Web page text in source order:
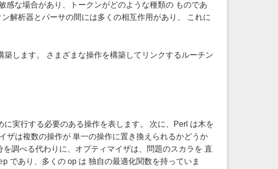
感な場合があり、トークンがどのような種類の ものであ
解析器とパーサの間には多くの相互作用があり、 これに
します。 さまざまな操作を構築してリンクするルーチン
実行する必要のある操作を表します。 次に、Perl は木を
ザは複数の操作が 単一の操作に置き換えられるかどうか
を調べる代わりに、オプティマイザは、問題のスカラを 直
であり、多くの op は 独自の最適化関数を持っていま